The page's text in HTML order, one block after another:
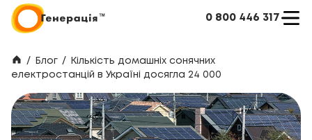
0 800 446 317
/ Блог /
Кількість домашніх сонячних
електростанцій в Україні досягла 24 000